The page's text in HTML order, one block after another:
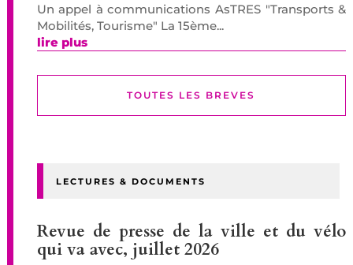
Un appel à communications AsTRES "Transports &
Mobilités, Tourisme" La 15ème...
lire plus
TOUTES LES BREVES
LECTURES & DOCUMENTS
Revue de presse de la ville et du vélo
qui va avec, juillet 2026